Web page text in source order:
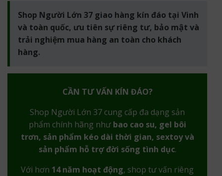
Shop Người Lớn 37 giao hàng kín đáo tại Vinh
và toàn quốc, ưu tiên sự riêng tư, bảo mật và
trải nghiệm mua hàng an toàn cho khách
hàng.
CẦN TƯ VẤN KÍN ĐÁO?
Shop Người Lớn 37 cung cấp đa dạng sản
phẩm chính hãng như bao cao su, gel bôi
trơn, sản phẩm kéo dài thời gian, sextoy và
sản phẩm hỗ trợ đời sống tình dục.
Với hơn 14 năm hoạt động, shop tư vấn riêng